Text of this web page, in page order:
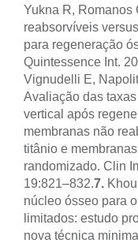
Yukna R, Romanos
reabsorvíveis
para regeneração
Quintessence Int.
Vignudelli E,
Avaliação das
vertical após
membranas não
titânio e
randomizado. Clin
19:821–832.7.
núcleo ósseo para
limitados: estudo
nova técnica